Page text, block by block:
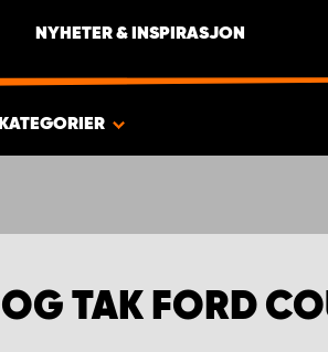
NYHETER & INSPIRASJON
KATEGORIER
TAK FORD